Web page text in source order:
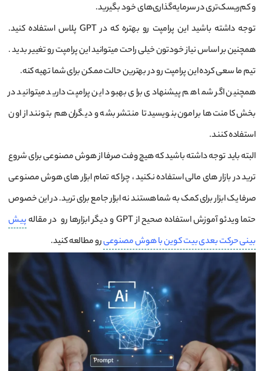
و کم‌ریسک‌تری در سرمایه‌گذاری‌های خود بگیرید.
توجه داشته باشید این پرامپت رو بهتره که در GPT پلاس استفاده کنید.
همچنین بر اساس نیاز خودتون خیلی راحت میتوانید این پرامپت رو تغییر بدید .
تیم ما سعی کرده این پرامپت رو در بهترین حالت ممکن برای شما تهیه کنه.
همچنین اگر شما هم پیشنهادی برای بهبود این پرامپت دارید میتوانید در
بخش کامنت ها برامون بنویسید تا منتشر بشه و دیگران هم بتونند از اون
استفاده کنند.
البته باید توجه داشته باشید که هیچ وفت صرفا از هوش مصنوعی برای شروع
ترید در بازار های مالی استفاده نکنید ، چرا که تمام ابزار های هوش مصنوعی
صرفا یک ابزار برای کمک به شما هستند نه ابزار جامع برای ترید. در این خصوص
حتما ویدئو آموزش استفاده صحیح از GPT و دیگر ابزارها رو در مقاله
پیش
بینی حرکت بعدی بیت کوین با هوش مصنوعیرو مطالعه کنید.